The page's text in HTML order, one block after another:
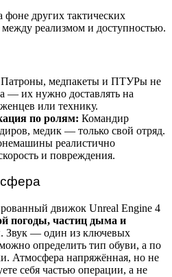
других тактических
между реализмом и доступностью.
Патроны, медпакеты и ПТУРы не
— их нужно доставлять на
или технику.
по ролям: Командир
медик — только свой отряд.
реалистично
и повреждения.
движок Unreal Engine 4
погоды, частиц дыма и
. Звук — один из ключевых
определить тип обуви, а по
Атмосфера напряжённая, но не
себя частью операции, а не